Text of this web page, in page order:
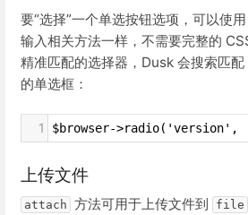
要“选择”一个单选按钮选项，可以使用
输入相关方法一样，不需要完整的
精准匹配的选择器，Dusk 会搜索匹配
的单选框：
1 $browser->radio('version',
上传文件
attach 方法可用于上传文件到 file